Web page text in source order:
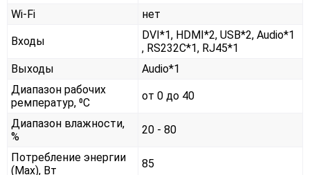
Wi-Fi
нет
Входы
DVI*1, HDMI*2, USB*2, Audio*1
, RS232С*1, RJ45*1
Выходы
Audio*1
Диапазон рабочих
ремператур, ⁰С
от 0 до 40
Диапазон влажности,
%
20 - 80
Потребление энергии
(Max), Вт
85